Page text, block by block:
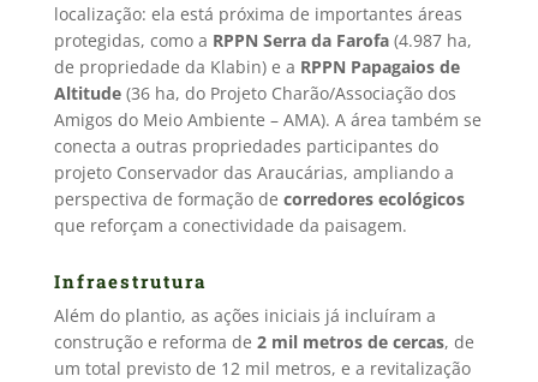
localização: ela está próxima de importantes áreas
protegidas, como a RPPN Serra da Farofa(4.987 ha,
de propriedade da Klabin) e a RPPN Papagaios de
Altitude(36 ha, do Projeto Charão/Associação dos
Amigos do Meio Ambiente – AMA). A área também se
conecta a outras propriedades participantes do
projeto Conservador das Araucárias, ampliando a
perspectiva de formação de corredores ecológicos
que reforçam a conectividade da paisagem.
Infraestrutura
Além do plantio, as ações iniciais já incluíram a
construção e reforma de 2 mil metros de cercas, de
um total previsto de 12 mil metros, e a revitalização